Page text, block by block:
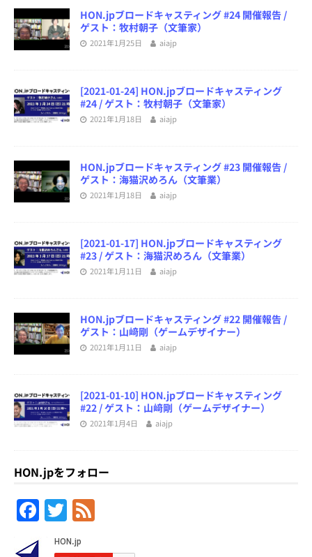
HON.jpブロードキャスティング #24 開催報告 /
ゲスト：牧村朝子（文筆家）
2021年1月25日 aiajp
[2021-01-24] HON.jpブロードキャスティング
#24 / ゲスト：牧村朝子（文筆家）
2021年1月18日 aiajp
HON.jpブロードキャスティング #23 開催報告 /
ゲスト：海猫沢めろん（文筆業）
2021年1月18日 aiajp
[2021-01-17] HON.jpブロードキャスティング
#23 / ゲスト：海猫沢めろん（文筆業）
2021年1月11日 aiajp
HON.jpブロードキャスティング #22 開催報告 /
ゲスト：山﨑剛（ゲームデザイナー）
2021年1月11日 aiajp
[2021-01-10] HON.jpブロードキャスティング
#22 / ゲスト：山﨑剛（ゲームデザイナー）
2021年1月4日 aiajp
HON.jpをフォロー
F T
w